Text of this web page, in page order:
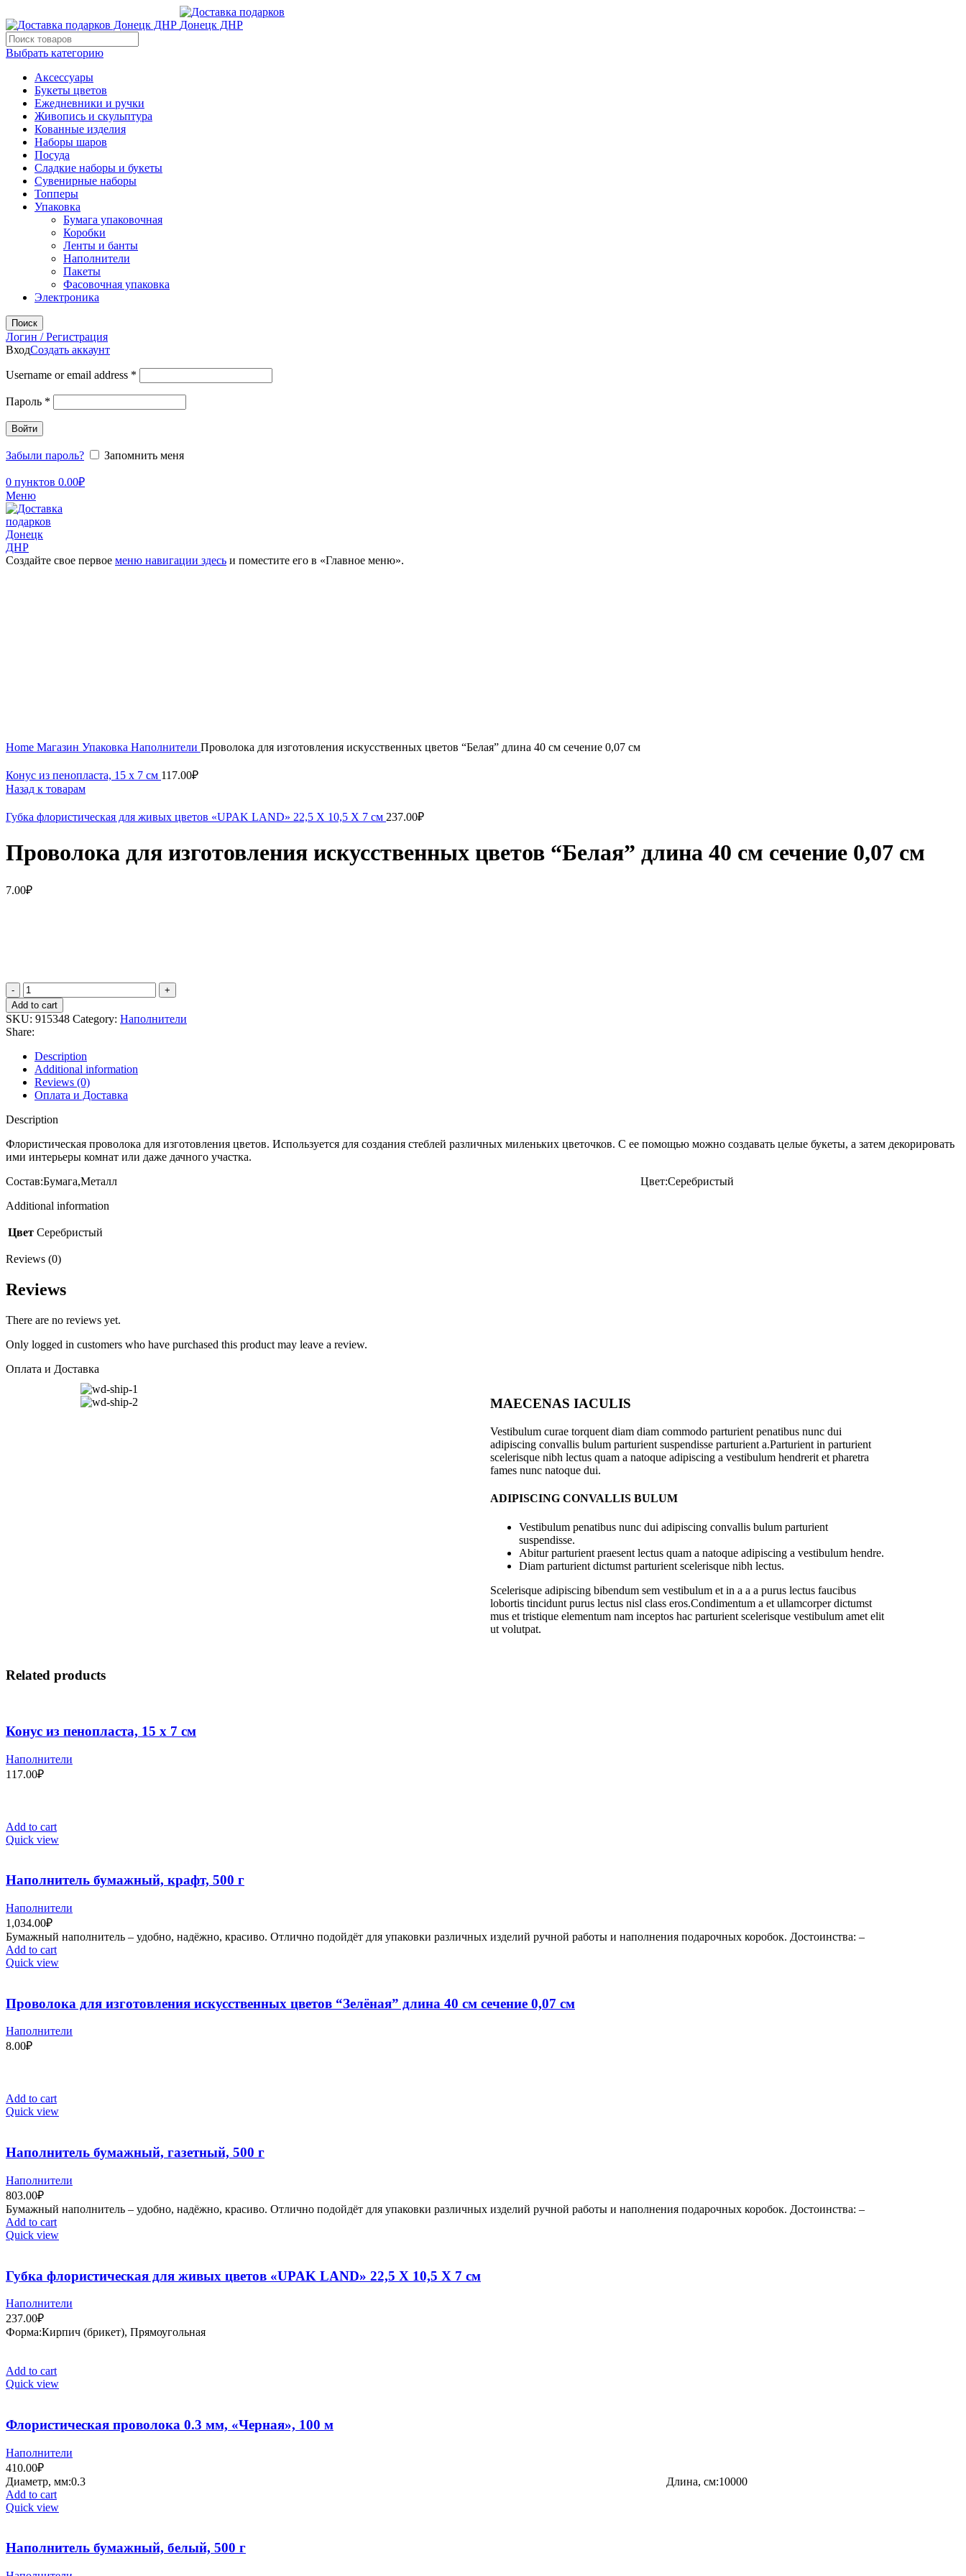
Выбрать категорию
Аксессуары
Букеты цветов
Ежедневники и ручки
Живопись и скульптура
Кованные изделия
Наборы шаров
Посуда
Сладкие наборы и букеты
Сувенирные наборы
Топперы
Упаковка
Бумага упаковочная
Коробки
Ленты и банты
Наполнители
Пакеты
Фасовочная упаковка
Электроника
Поиск
Логин / Регистрация
ВходСоздать аккаунт
Username or email address *
Пароль *
Войти
Забыли пароль? Запомнить меня
0 пунктов 0.00₽
Меню
Создайте свое первое меню навигации здесь и поместите его в «Главное меню».
Home Магазин Упаковка Наполнители Проволока для изготовления искусственных цветов “Белая” длина 40 см сечение 0,07 см
Конус из пенопласта, 15 х 7 см 117.00₽
Назад к товарам
Губка флористическая для живых цветов «UPAK LAND» 22,5 Х 10,5 Х 7 см 237.00₽
Проволока для изготовления искусственных цветов “Белая” длина 40 см сечение 0,07 см
7.00₽
Add to cart
SKU: 915348 Category: Наполнители
Share:
Description
Additional information
Reviews (0)
Оплата и Доставка
Description
Флористическая проволока для изготовления цветов. Используется для создания стеблей различных миленьких цветочков. С ее помощью можно создавать целые букеты, а затем декорировать
ими интерьеры комнат или даже дачного участка.
Состав:Бумага,Металл Цвет:Серебристый
Additional information
Цвет Серебристый
Reviews (0)
Reviews
There are no reviews yet.
Only logged in customers who have purchased this product may leave a review.
Оплата и Доставка
MAECENAS IACULIS
Vestibulum curae torquent diam diam commodo parturient penatibus nunc dui
adipiscing convallis bulum parturient suspendisse parturient a.Parturient in parturient
scelerisque nibh lectus quam a natoque adipiscing a vestibulum hendrerit et pharetra
fames nunc natoque dui.
ADIPISCING CONVALLIS BULUM
Vestibulum penatibus nunc dui adipiscing convallis bulum parturient
suspendisse.
Abitur parturient praesent lectus quam a natoque adipiscing a vestibulum hendre.
Diam parturient dictumst parturient scelerisque nibh lectus.
Scelerisque adipiscing bibendum sem vestibulum et in a a a purus lectus faucibus
lobortis tincidunt purus lectus nisl class eros.Condimentum a et ullamcorper dictumst
mus et tristique elementum nam inceptos hac parturient scelerisque vestibulum amet elit
ut volutpat.
Related products
Конус из пенопласта, 15 х 7 см
Наполнители
117.00₽
Add to cart
Quick view
Наполнитель бумажный, крафт, 500 г
Наполнители
1,034.00₽
Бумажный наполнитель – удобно, надёжно, красиво. Отлично подойдёт для упаковки различных изделий ручной работы и наполнения подарочных коробок. Достоинства: –
Add to cart
Quick view
Проволока для изготовления искусственных цветов “Зелёная” длина 40 см сечение 0,07 см
Наполнители
8.00₽
Add to cart
Quick view
Наполнитель бумажный, газетный, 500 г
Наполнители
803.00₽
Бумажный наполнитель – удобно, надёжно, красиво. Отлично подойдёт для упаковки различных изделий ручной работы и наполнения подарочных коробок. Достоинства: –
Add to cart
Quick view
Губка флористическая для живых цветов «UPAK LAND» 22,5 Х 10,5 Х 7 см
Наполнители
237.00₽
Форма:Кирпич (брикет), Прямоугольная
Add to cart
Quick view
Флористическая проволока 0.3 мм, «Черная», 100 м
Наполнители
410.00₽
Диаметр, мм:0.3 Длина, см:10000
Add to cart
Quick view
Наполнитель бумажный, белый, 500 г